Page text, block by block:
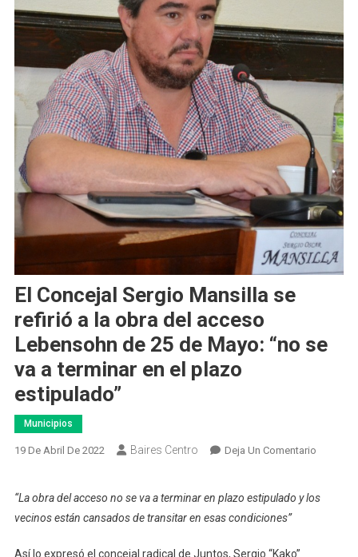
El Concejal Sergio Mansilla se
refirió a la obra del acceso
Lebensohn de 25 de Mayo: “no se
va a terminar en el plazo
estipulado”
Municipios
19 De Abril De 2022 Baires Centro Deja Un ComentarioEn
Sergio
“La obra del acceso no se va a terminar en plazo estipulado y los
vecinos están cansados de transitar en esas condiciones”
Así lo expresó el concejal radical de Juntos, Sergio “Kako”